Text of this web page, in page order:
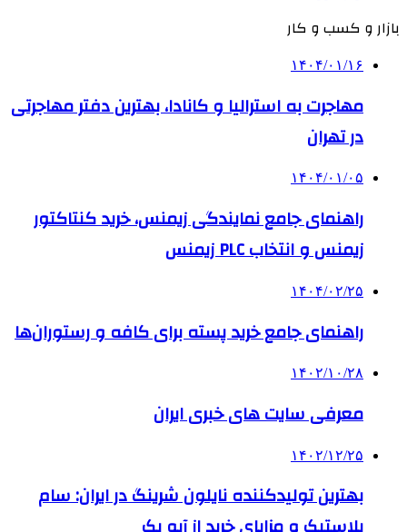
بازار و کسب و کار
۱۴۰۴/۰۱/۱۶
مهاجرت به استرالیا و کانادا، بهترین دفتر مهاجرتی
در تهران
۱۴۰۴/۰۱/۰۵
راهنمای جامع نمایندگی زیمنس، خرید کنتاکتور
زیمنس و انتخاب PLC زیمنس
۱۴۰۴/۰۲/۲۵
راهنمای جامع خرید پسته برای کافه و رستوران‌ها
۱۴۰۲/۱۰/۲۸
معرفی سایت های خبری ایران
۱۴۰۲/۱۲/۲۵
بهترین تولیدکننده نایلون شرینگ در ایران: سام